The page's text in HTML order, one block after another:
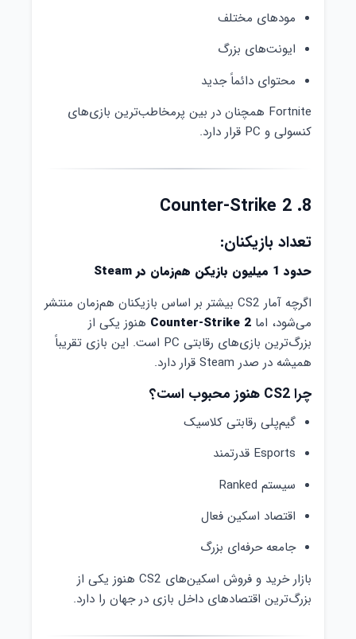
مودهای مختلف
ایونت‌های بزرگ
محتوای دائماً جدید
Fortnite همچنان در بین پرمخاطب‌ترین بازی‌های
کنسولی و PC قرار دارد.
8. Counter-Strike 2
تعداد بازیکنان:
حدود 1 میلیون بازیکن هم‌زمان در Steam
اگرچه آمار CS2 بیشتر بر اساس بازیکنان هم‌زمان منتشر
می‌شود، اما Counter-Strike 2 هنوز یکی از
بزرگ‌ترین بازی‌های رقابتی PC است. این بازی تقریباً
همیشه در صدر Steam قرار دارد.
چرا CS2 هنوز محبوب است؟
گیم‌پلی رقابتی کلاسیک
Esports قدرتمند
سیستم Ranked
اقتصاد اسکین فعال
جامعه حرفه‌ای بزرگ
بازار خرید و فروش اسکین‌های CS2 هنوز یکی از
بزرگ‌ترین اقتصادهای داخل بازی در جهان را دارد.